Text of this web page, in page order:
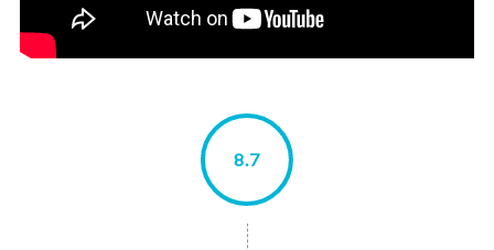
8.7